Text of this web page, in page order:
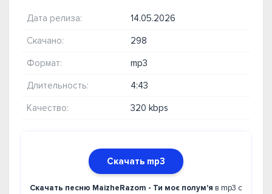
Дата релиза: 14.05.2026
Скачано: 298
Формат: mp3
Длительность: 4:43
Качество: 320 kbps
Скачать mp3
Скачать песню MaizheRazom - Ти моє полум'я в mp3 с